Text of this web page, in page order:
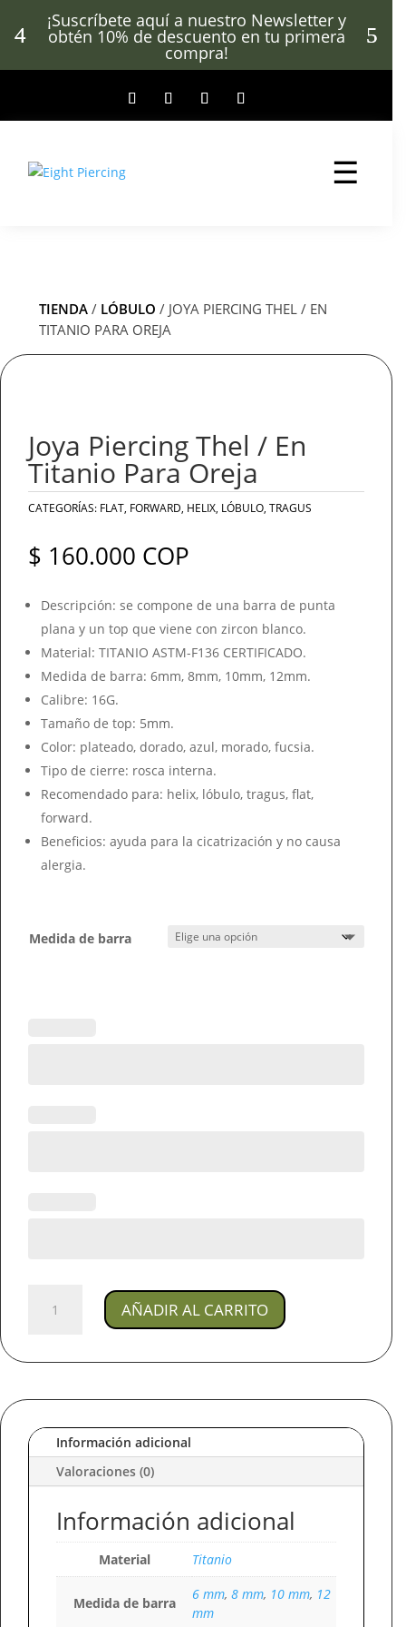
¡Suscríbete aquí a nuestro Newsletter y
obtén 10% de descuento en tu primera
compra!
☰
TIENDA / LÓBULO / JOYA PIERCING THEL / EN
TITANIO PARA OREJA
Joya Piercing Thel / En
Titanio Para Oreja
CATEGORÍAS: FLAT, FORWARD, HELIX, LÓBULO, TRAGUS
$ 160.000 COP
Descripción: se compone de una barra de punta
plana y un top que viene con zircon blanco.
Material: TITANIO ASTM-F136 CERTIFICADO.
Medida de barra: 6mm, 8mm, 10mm, 12mm.
Calibre: 16G.
Tamaño de top: 5mm.
Color: plateado, dorado, azul, morado, fucsia.
Tipo de cierre: rosca interna.
Recomendado para: helix, lóbulo, tragus, flat,
forward.
Beneficios: ayuda para la cicatrización y no causa
alergia.
Medida de barra
Piercing
Titanio
Oreja
cantidad
AÑADIR AL CARRITO
Información adicional
Valoraciones (0)
Información adicional
Material Titanio
Medida de barra
6 mm, 8 mm, 10 mm, 12
mm
Suscríbete a nuestro sitio
web y obtén10% de
Al suscribirte, recibirás todas las
novedades y promociones en nuestro
sitio web. Al continuar aceptas
nuestraPolítica de privacidad